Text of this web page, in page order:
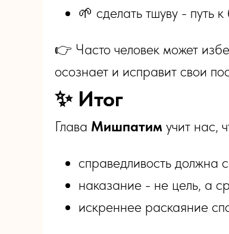
🌱 сделать тшуву - путь
👉 Часто человек может
осознает и исправит свои
✨ Итог
Глава Мишпатим учит нас,
справедливость должна
наказание - не цель, а
искреннее раскаяние